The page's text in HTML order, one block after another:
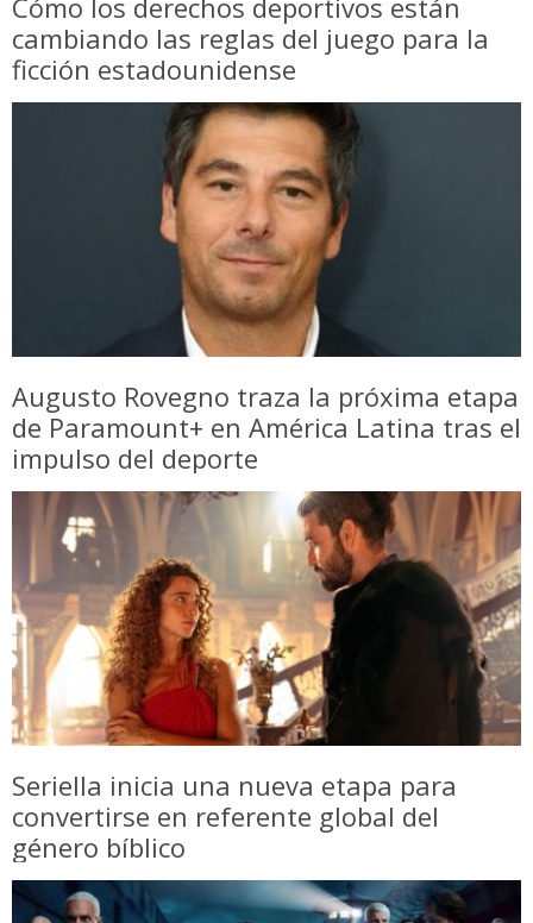
Cómo los derechos deportivos están
cambiando las reglas del juego para la
ficción estadounidense
Augusto Rovegno traza la próxima etapa
de Paramount+ en América Latina tras el
impulso del deporte
Seriella inicia una nueva etapa para
convertirse en referente global del
género bíblico